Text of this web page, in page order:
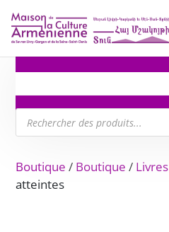
Recherche
de
produits
Boutique / Boutique / Livres
atteintes